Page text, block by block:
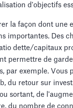
d'objectifs
la façon dont une
importantes. Des
dette/capitaux
permettre de
par exemple. Vous
du retour sur
sortant, de
du nombre de